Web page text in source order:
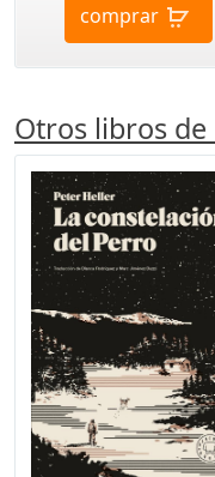
comprar
Otros libros de